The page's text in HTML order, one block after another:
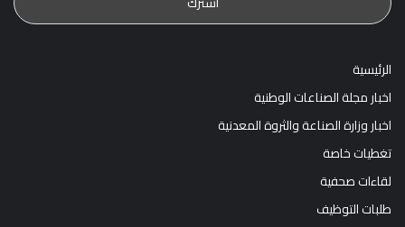
الرئيسية
اخبار مجلة الصناعات الوطنية
اخبار وزارة الصناعة والثروة المعدنية
تغطيات خاصة
لقاءات صحفية
طلبات التوظيف